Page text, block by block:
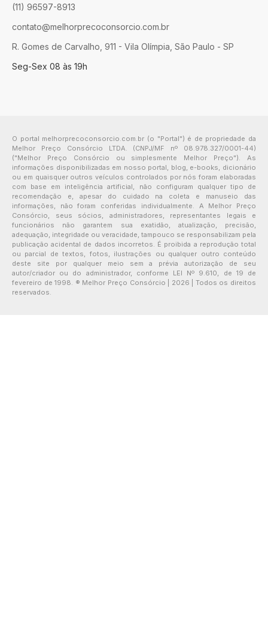
(11) 96597-8913
contato@melhorprecoconsorcio.com.br
R. Gomes de Carvalho, 911 - Vila Olímpia, São Paulo - SP
Seg-Sex 08 às 19h
O portal melhorprecoconsorcio.com.br (o "Portal") é de propriedade da
Melhor Preço Consórcio LTDA. (CNPJ/MF nº 08.978.327/0001-44)
("Melhor Preço Consórcio ou simplesmente Melhor Preço"). As
informações disponibilizadas em nosso portal, blog, e-books, dicionário
ou em quaisquer outros veículos controlados por nós foram elaboradas
com base em inteligência artificial, não configuram qualquer tipo de
recomendação e, apesar do cuidado na coleta e manuseio das
informações, não foram conferidas individualmente. A Melhor Preço
Consórcio, seus sócios, administradores, representantes legais e
funcionários não garantem sua exatidão, atualização, precisão,
adequação, integridade ou veracidade, tampouco se responsabilizam pela
publicação acidental de dados incorretos. É proibida a reprodução total
ou parcial de textos, fotos, ilustrações ou qualquer outro conteúdo
deste site por qualquer meio sem a prévia autorização de seu
autor/criador ou do administrador, conforme LEI Nº 9.610, de 19 de
fevereiro de 1998. ® Melhor Preço Consórcio | 2026 | Todos os direitos
reservados.